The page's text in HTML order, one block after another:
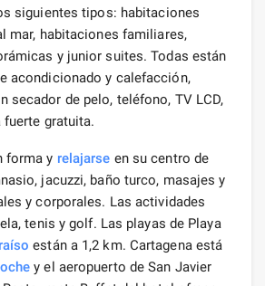
siguientes tipos: habitaciones
mar, habitaciones familiares,
y junior suites. Todas están
acondicionado y calefacción,
secador de pelo, teléfono, TV LCD,
fuerte gratuita.
forma y relajarse en su centro de
jacuzzi, baño turco, masajes y
y corporales. Las actividades
tenis y golf. Las playas de Playa
están a 1,2 km. Cartagena está
y el aeropuerto de San Javier